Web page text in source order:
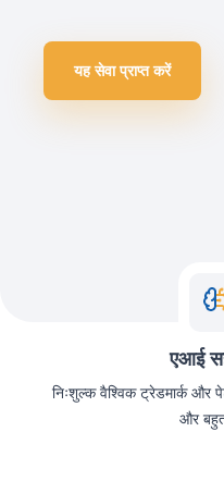
यह सेवा प्राप्त करें
एआई
निःशुल्क वैश्विक ट्रेडमार्क और
और